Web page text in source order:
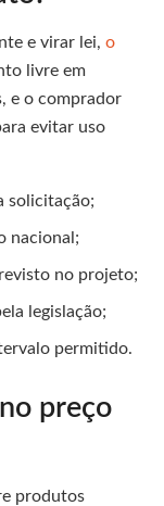
e virar lei, o
livre em
e o comprador
evitar uso
solicitação;
nacional;
no projeto;
legislação;
permitido.
preço
produtos